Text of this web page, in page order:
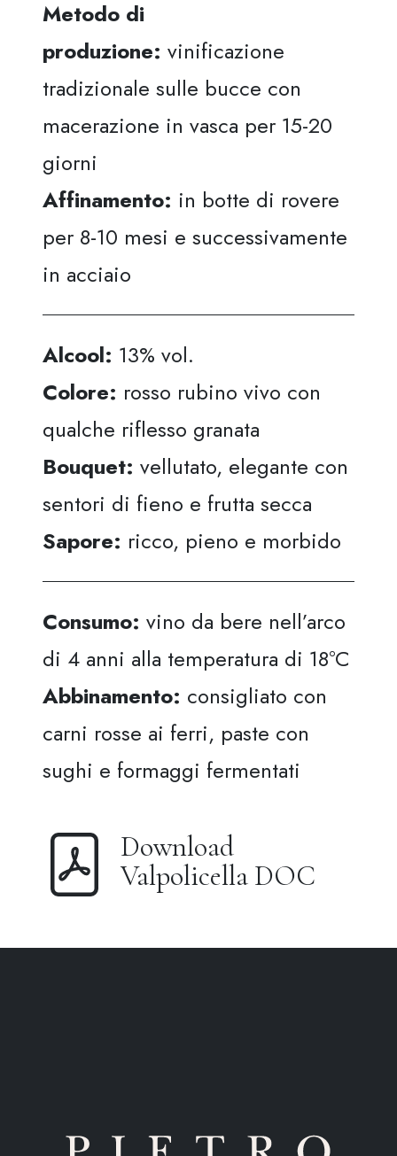
Metodo di
produzione: vinificazione
tradizionale sulle bucce con
macerazione in vasca per 15-20
giorni
Affinamento: in botte di rovere
per 8-10 mesi e successivamente
in acciaio
Alcool: 13% vol.
Colore: rosso rubino vivo con
qualche riflesso granata
Bouquet: vellutato, elegante con
sentori di fieno e frutta secca
Sapore: ricco, pieno e morbido
Consumo: vino da bere nell’arco
di 4 anni alla temperatura di 18°C
Abbinamento: consigliato con
carni rosse ai ferri, paste con
sughi e formaggi fermentati
Download
Valpolicella DOC